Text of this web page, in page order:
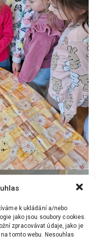
k ukládání a/nebo
jako jsou soubory cookies.
zpracovávat údaje, jako je
tomto webu. Nesouhlas